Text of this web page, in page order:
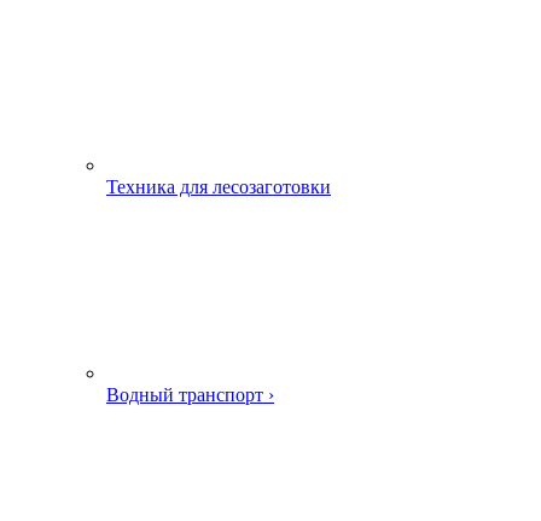
Техника для лесозаготовки
Водный транспорт ›